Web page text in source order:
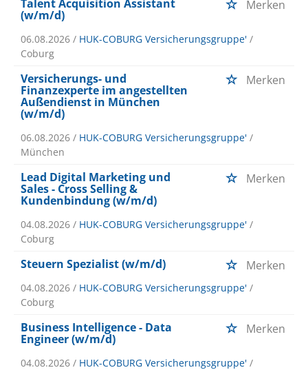
Talent Acquisition Assistant
(w/m/d)
Merken
06.08.2026 / HUK-COBURG Versicherungsgruppe' /
Coburg
Versicherungs- und
Finanzexperte im angestellten
Außendienst in München
(w/m/d)
Merken
06.08.2026 / HUK-COBURG Versicherungsgruppe' /
München
Lead Digital Marketing und
Sales - Cross Selling &
Kundenbindung (w/m/d)
Merken
04.08.2026 / HUK-COBURG Versicherungsgruppe' /
Coburg
Steuern Spezialist (w/m/d) Merken
04.08.2026 / HUK-COBURG Versicherungsgruppe' /
Coburg
Business Intelligence - Data
Engineer (w/m/d)
Merken
04.08.2026 / HUK-COBURG Versicherungsgruppe' /